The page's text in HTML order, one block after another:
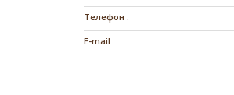
Телефон :
E-mail :